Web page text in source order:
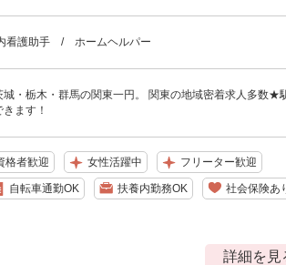
看護助手 / ホームヘルパー
・栃木・群馬の関東一円。 関東の地域密着求人多数★
ます！
格者歓迎 女性活躍中 フリーター歓迎
自転車通勤OK 扶養内勤務OK 社会保険あ
詳細を見